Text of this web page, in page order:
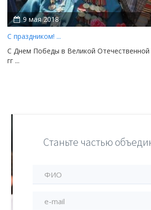
9 мая 2018
С праздником! ...
С Днем Победы в Великой Отечественной
гг ...
Станьте частью